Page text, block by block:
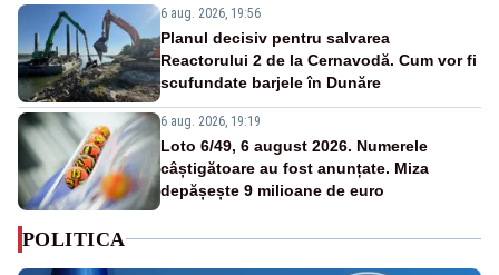
6 aug. 2026, 19:56
Planul decisiv pentru salvarea
Reactorului 2 de la Cernavodă. Cum vor fi
scufundate barjele în Dunăre
6 aug. 2026, 19:19
Loto 6/49, 6 august 2026. Numerele
câștigătoare au fost anunțate. Miza
depășește 9 milioane de euro
POLITICA